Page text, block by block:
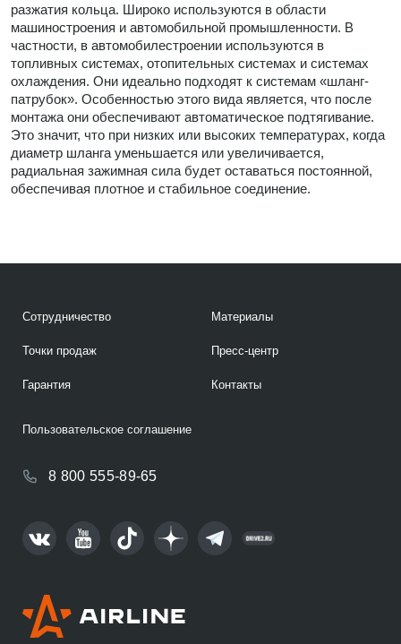
разжатия кольца. Широко используются в области
машиностроения и автомобильной промышленности. В
частности, в автомобилестроении используются в
топливных системах, отопительных системах и системах
охлаждения. Они идеально подходят к системам «шланг-
патрубок». Особенностью этого вида является, что после
монтажа они обеспечивают автоматическое подтягивание.
Это значит, что при низких или высоких температурах, когда
диаметр шланга уменьшается или увеличивается,
радиальная зажимная сила будет оставаться постоянной,
обеспечивая плотное и стабильное соединение.
Сотрудничество
Точки продаж
Гарантия
Материалы
Пресс-центр
Контакты
8 800 555-89-65
Пользовательское соглашение